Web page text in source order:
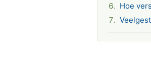
Hoe